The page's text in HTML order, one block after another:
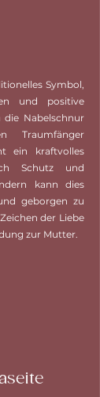
Symbol,
und positive
die Nabelschnur
Traumfänger
ein kraftvolles
Schutz und
kann dies
geborgen zu
der Liebe
zur Mutter.